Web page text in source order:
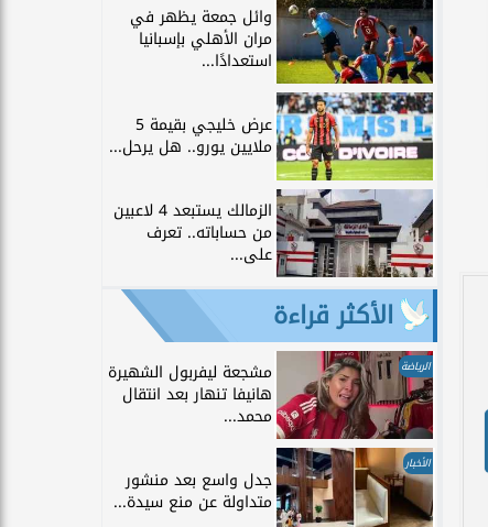
وائل جمعة يظهر في
مران الأهلي بإسبانيا
استعدادًا...
عرض خليجي بقيمة 5
ملايين يورو.. هل يرحل...
الزمالك يستبعد 4 لاعبين
من حساباته.. تعرف
على...
الأكثر قراءة
الرياضة مشجعة ليفربول الشهيرة
هانيفا تنهار بعد انتقال
محمد...
الأخبار
جدل واسع بعد منشور
متداولة عن منع سيدة...